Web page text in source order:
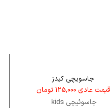
جاسویچی کیدز
قیمت عادی125,000 تومان
جاسوئیچی kids